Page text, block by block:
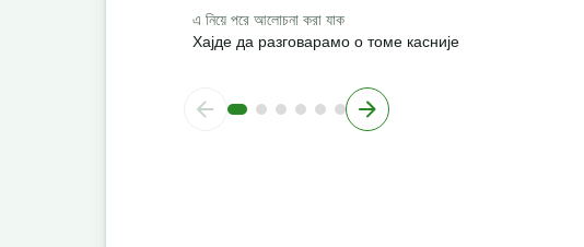
এ নিয়ে পরে আলোচনা করা যাক
Хајде да разговарамо о томе касније